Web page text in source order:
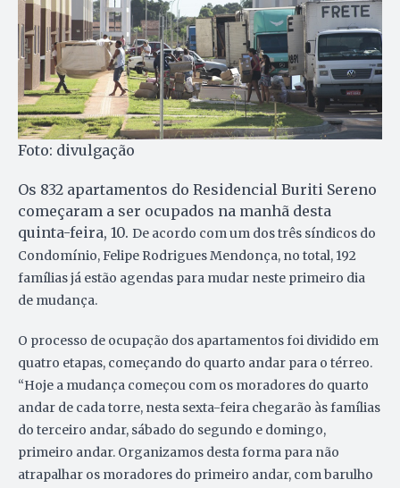
Foto: divulgação
Os 832 apartamentos do Residencial Buriti Sereno
começaram a ser ocupados na manhã desta
quinta-feira, 10. De acordo com um dos três síndicos do
Condomínio, Felipe Rodrigues Mendonça, no total, 192
famílias já estão agendas para mudar neste primeiro dia
de mudança.
O processo de ocupação dos apartamentos foi dividido em
quatro etapas, começando do quarto andar para o térreo.
“Hoje a mudança começou com os moradores do quarto
andar de cada torre, nesta sexta-feira chegarão às famílias
do terceiro andar, sábado do segundo e domingo,
primeiro andar. Organizamos desta forma para não
atrapalhar os moradores do primeiro andar, com barulho